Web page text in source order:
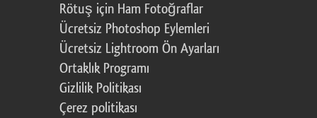
Rötuş için Ham Fotoğraflar
Ücretsiz Photoshop Eylemleri
Ücretsiz Lightroom Ön Ayarları
Ortaklık Programı
Gizlilik Politikası
Çerez politikası